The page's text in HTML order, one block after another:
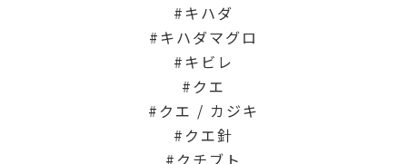
キハダ
キハダマグロ
キビレ
クエ
クエ / カジキ
クエ針
クチブト